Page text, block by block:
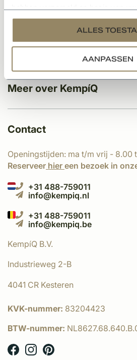
services.
ALLES
AANPASSEN
Meer over KempíQ
Klantenservice
Categorieën
Contact
Openingstijden: ma t/m vrij - 8.00
Reserveer hier een bezoek in
+31 488-759011
info@kempiq.nl
+31 488-759011
info@kempiq.be
KempíQ B.V.
Industrieweg 2-B
4041 CR Kesteren
KVK-nummer: 83204423
BTW-nummer: